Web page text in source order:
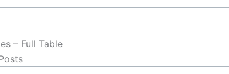
– Full Table